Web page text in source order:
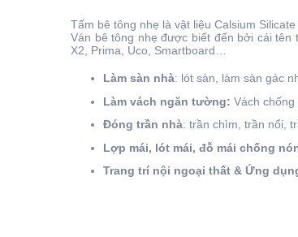
Tấm bê tông nhẹ là vật liệu Calsium
Ván bê tông nhẹ được biết đến bởi cái
X2, Prima, Uco, Smartboard…
Làm sàn nhà: lót sàn, làm sàn gác
Làm vách ngăn tường: Vách
Đóng trần nhà: trần chìm, trần nổi,
Lợp mái, lót mái, đỗ mái chống
Trang trí nội ngoại thất & Ứng